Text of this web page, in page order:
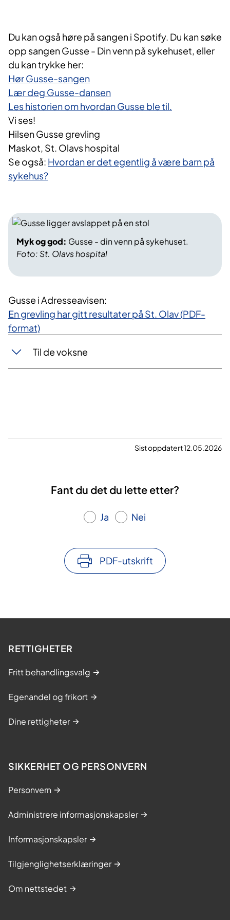
Du kan også høre på sangen i Spotify. Du kan søke
opp sangen Gusse - Din venn på sykehuset, eller
du kan trykke her:
Hør Gusse-sangen
Lær deg Gusse-dansen
Les historien om hvordan Gusse ble til.
Vi ses!
Hilsen Gusse grevling
Maskot, St. Olavs hospital
Se også: Hvordan er det egentlig å være barn på
sykehus?
Foto: St. Olavs hospital
Myk og god: Gusse - din venn på sykehuset.
Gusse i Adresseavisen:
En grevling har gitt resultater på St. Olav (PDF-
format)
Til de voksne
Sist oppdatert 12.05.2026
Fant du det du lette etter?
Ja Nei
PDF-utskrift
RETTIGHETER
Fritt behandlingsvalg
Egenandel og frikort
Dine rettigheter
SIKKERHET OG PERSONVERN
Personvern
Administrere informasjonskapsler
Informasjonskapsler
Tilgjenglighetserklæringer
Om nettstedet